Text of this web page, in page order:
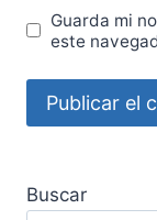
Guarda mi
este
Buscar